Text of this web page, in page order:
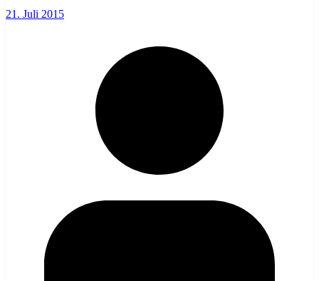
21. Juli 2015